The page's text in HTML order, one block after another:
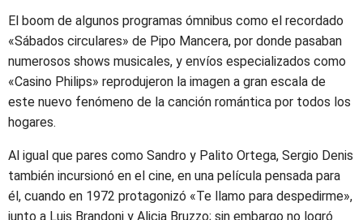
El boom de algunos programas ómnibus como el recordado
«Sábados circulares» de Pipo Mancera, por donde pasaban
numerosos shows musicales, y envíos especializados como
«Casino Philips» reprodujeron la imagen a gran escala de
este nuevo fenómeno de la canción romántica por todos los
hogares.
Al igual que pares como Sandro y Palito Ortega, Sergio Denis
también incursionó en el cine, en una película pensada para
él, cuando en 1972 protagonizó «Te llamo para despedirme»,
junto a Luis Brandoni y Alicia Bruzzo; sin embargo no logró